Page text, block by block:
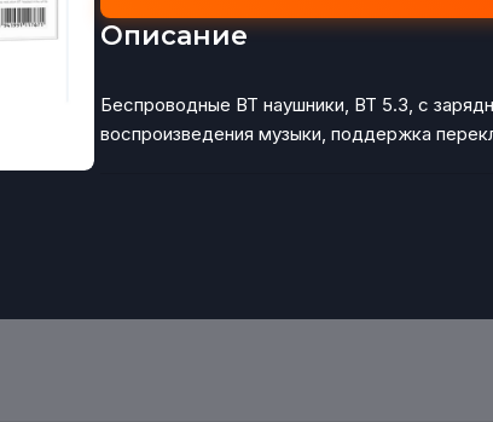
Описание
Беспроводные BT наушники, BT 5.3, с
воспроизведения музыки, поддержка